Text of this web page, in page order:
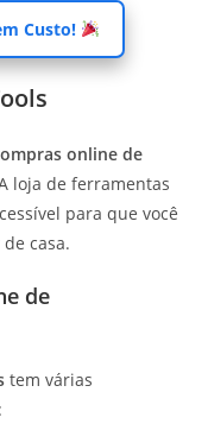
Custo!
online de
loja de ferramentas
para que você
casa.
de
tem várias